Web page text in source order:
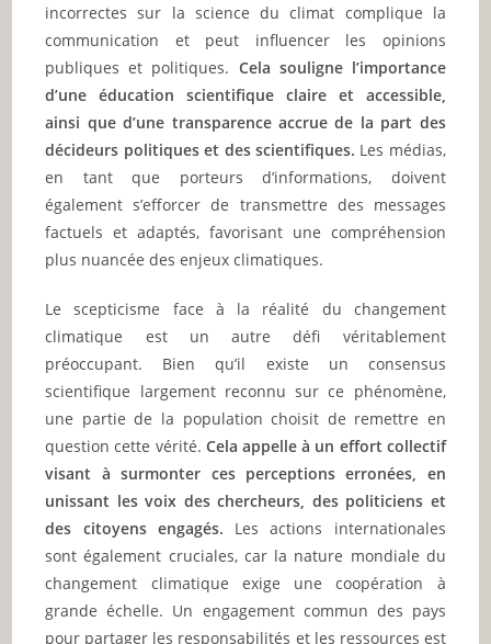
incorrectes sur la science du climat complique la
communication et peut influencer les opinions
publiques et politiques. Cela souligne l’importance
d’une éducation scientifique claire et accessible,
ainsi que d’une transparence accrue de la part des
décideurs politiques et des scientifiques. Les médias,
en tant que porteurs d’informations, doivent
également s’efforcer de transmettre des messages
factuels et adaptés, favorisant une compréhension
plus nuancée des enjeux climatiques.
Le scepticisme face à la réalité du changement
climatique est un autre défi véritablement
préoccupant. Bien qu’il existe un consensus
scientifique largement reconnu sur ce phénomène,
une partie de la population choisit de remettre en
question cette vérité. Cela appelle à un effort collectif
visant à surmonter ces perceptions erronées, en
unissant les voix des chercheurs, des politiciens et
des citoyens engagés. Les actions internationales
sont également cruciales, car la nature mondiale du
changement climatique exige une coopération à
grande échelle. Un engagement commun des pays
pour partager les responsabilités et les ressources est